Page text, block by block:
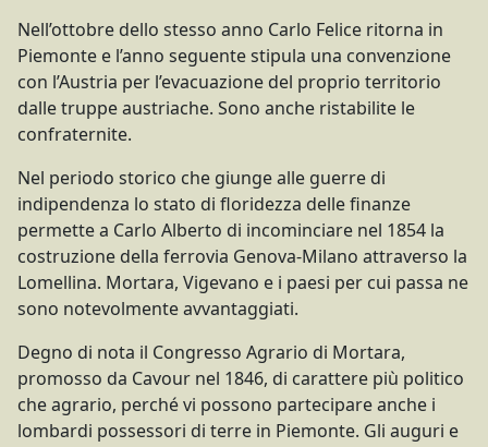
Nell’ottobre dello stesso anno Carlo Felice ritorna in
Piemonte e l’anno seguente stipula una convenzione
con l’Austria per l’evacuazione del proprio territorio
dalle truppe austriache. Sono anche ristabilite le
confraternite.
Nel periodo storico che giunge alle guerre di
indipendenza lo stato di floridezza delle finanze
permette a Carlo Alberto di incominciare nel 1854 la
costruzione della ferrovia Genova-Milano attraverso la
Lomellina. Mortara, Vigevano e i paesi per cui passa ne
sono notevolmente avvantaggiati.
Degno di nota il Congresso Agrario di Mortara,
promosso da Cavour nel 1846, di carattere più politico
che agrario, perché vi possono partecipare anche i
lombardi possessori di terre in Piemonte. Gli auguri e